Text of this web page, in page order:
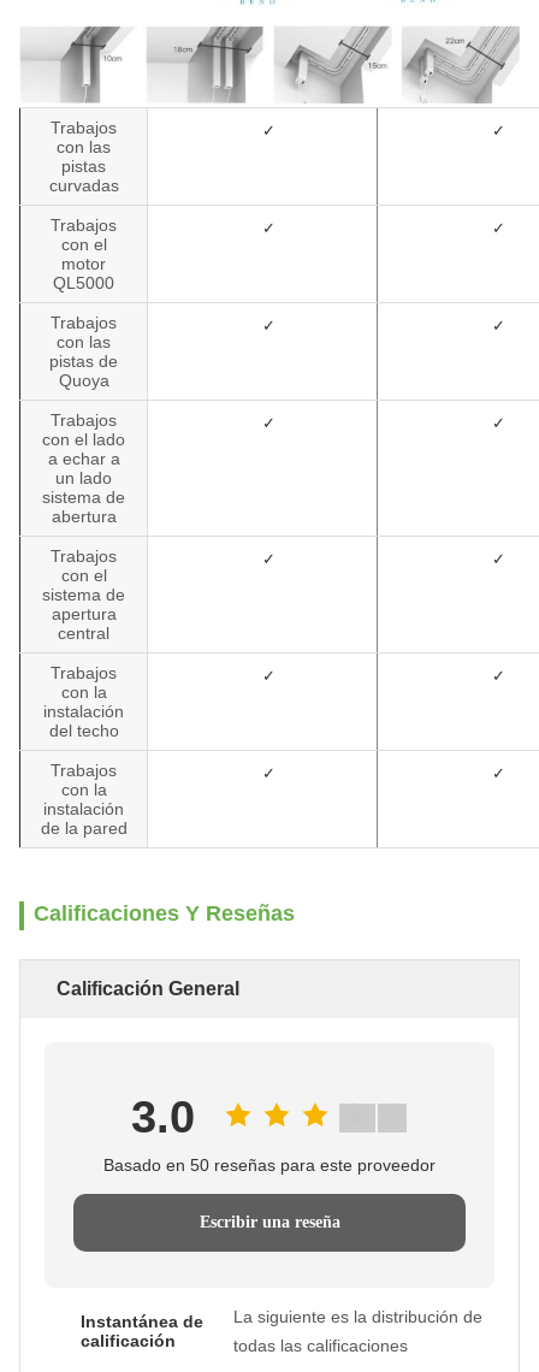
Trabajos
con las
pistas
curvadas
✓ ✓
Trabajos
con el
motor
QL5000
✓ ✓
Trabajos
con las
pistas de
Quoya
✓ ✓
Trabajos
con el lado
a echar a
un lado
sistema de
abertura
✓ ✓
Trabajos
con el
sistema de
apertura
central
✓ ✓
Trabajos
con la
instalación
del techo
✓ ✓
Trabajos
con la
instalación
de la pared
✓ ✓
Calificaciones Y Reseñas
Calificación General
3.0
Basado en 50 reseñas para este proveedor
Escribir una reseña
Instantánea de
calificación
La siguiente es la distribución de
todas las calificaciones